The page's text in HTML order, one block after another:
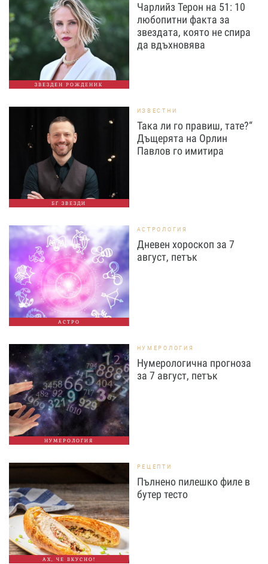
ЗВЕЗДЕН РОЖДЕНИК
Чарлийз Терон на 51: 10
любопитни факта за
звездата, която не спира
да вдъхновява
БГ ЗВЕЗДИ
ИЗВЕСТНИ
Така ли го правиш, тате?“
Дъщерята на Орлин
Павлов го имитира
АСТРО
АСТРОЛОГИЯ
Дневен хороскоп за 7
август, петък
НУМЕРОЛОГИЯ
НУМЕРОЛОГИЯ
Нумерологична прогноза
за 7 август, петък
АХ, ЧЕ ВКУСНО!
РЕЦЕПТИ
Пълнено пилешко филе в
бутер тесто